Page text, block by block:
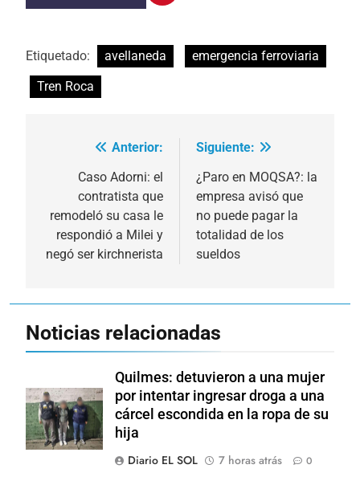
Etiquetado: avellaneda
emergencia ferroviaria
Tren Roca
Navegación
entradas
Anterior:
Caso Adorni: el
contratista que
remodeló su casa le
respondió a Milei y
negó ser kirchnerista
Siguiente:
¿Paro en MOQSA?: la
empresa avisó que
no puede pagar la
totalidad de los
sueldos
Noticias relacionadas
Quilmes: detuvieron a una mujer
por intentar ingresar droga a una
cárcel escondida en la ropa de su
hija
Diario EL SOL
7 horas atrás 0